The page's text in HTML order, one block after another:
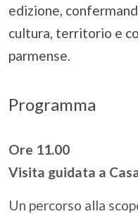
edizione,
cultura, territorio e
parmense.
Programma
Ore 11.00
Visita guidata a
Un percorso alla